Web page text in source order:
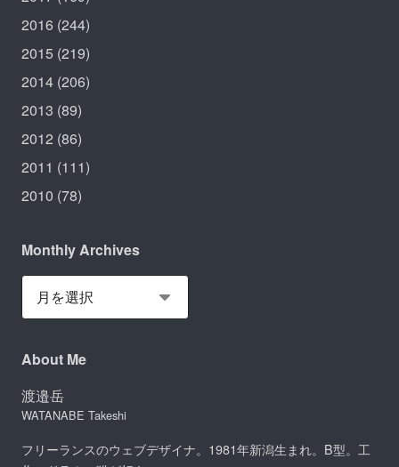
2016 (244)
2015 (219)
2014 (206)
2013 (89)
2012 (86)
2011 (111)
2010 (78)
Monthly Archives
About Me
渡邉岳
WATANABE Takeshi
フリーランスのウェブデザイナ。1981年新潟生まれ。B型。工